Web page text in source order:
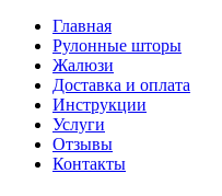
Главная
Рулонные шторы
Жалюзи
Доставка и оплата
Инструкции
Услуги
Отзывы
Контакты